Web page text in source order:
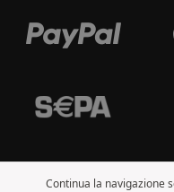
Continua la navigazione